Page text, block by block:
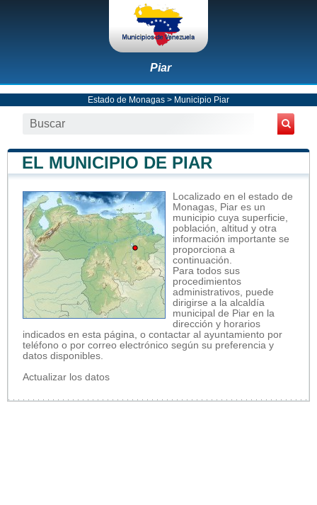
Piar
Estado de Monagas > Municipio Piar
EL MUNICIPIO DE PIAR
Localizado en el estado de
Monagas, Piar es un
municipio cuya superficie,
población, altitud y otra
información importante se
proporciona a
continuación.
Para todos sus
procedimientos
administrativos, puede
dirigirse a la alcaldía
municipal de Piar en la
dirección y horarios
indicados en esta página, o contactar al ayuntamiento por
teléfono o por correo electrónico según su preferencia y
datos disponibles.
Actualizar los datos